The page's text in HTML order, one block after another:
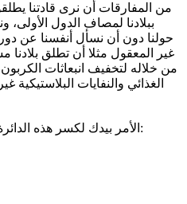
من المفارقات أن نرى قادتنا
ببلادنا لمصاف الدول الأولى،
حولنا دون أن نسأل أنفسنا عن
غير المعقول مثلا أن تطلق
من خلاله لتخفيف انبعاثات الكربون،
الغذائي والنفايات البلاستيكية
الأمر بيدك لكسر هذه الدائرة التي تذكرني دائما بقول الشاعر: